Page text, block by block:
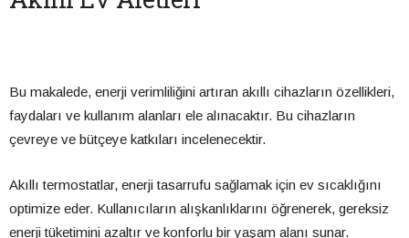
Bu makalede, enerji verimliliğini artıran akıllı cihazların özellikleri,
faydaları ve kullanım alanları ele alınacaktır. Bu cihazların
çevreye ve bütçeye katkıları incelenecektir.
Akıllı termostatlar, enerji tasarrufu sağlamak için ev sıcaklığını
optimize eder. Kullanıcıların alışkanlıklarını öğrenerek, gereksiz
enerji tüketimini azaltır ve konforlu bir yaşam alanı sunar.